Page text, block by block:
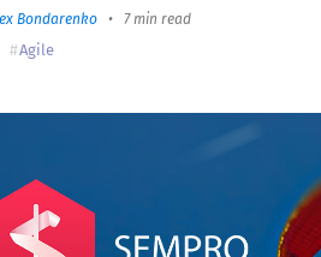
Bondarenko • 7 min read
Agile